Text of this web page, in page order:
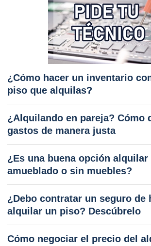
¿Cómo hacer un inventario
piso que alquilas?
¿Alquilando en pareja? Cómo
gastos de manera justa
¿Es una buena opción
amueblado o sin muebles?
¿Debo contratar un seguro de
alquilar un piso? Descúbrelo
Cómo negociar el precio del